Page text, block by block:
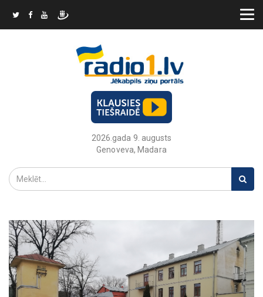
2026.gada 9. augusts
Genoveva, Madara